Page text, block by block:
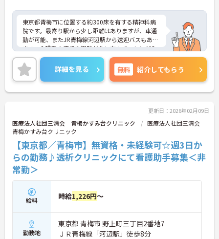
東京都青梅市に位置する約300床を有する精神科病
院です。最寄り駅から少し距離はありますが、車通
勤が可能、またJR青梅線河辺駅から送迎バスもあり
ます。介護系の資格や経験がない方もチャレンジO
K！同職従事者も多数在籍しており、丁寧に指導し
てくださいます。ご興味のある方には、面接対策ポ
イントなど、さらに詳細をお話しいたしますのでお
気軽にご相談ください！
詳細を見る 無料 紹介してもらう
更新日：2026年02月09日
医療法人社団三清会 青梅かすみ台クリニック
医療法人社団三清会
青梅かすみ台クリニック
【東京都／青梅市】無資格・未経験可☆週3日か
らの勤務♪透析クリニックにて看護助手募集＜非
常勤＞
給料 時給1,226円～
勤務地
東京都 青梅市 野上町三丁目2番地7
ＪＲ青梅線「河辺駅」徒歩8分